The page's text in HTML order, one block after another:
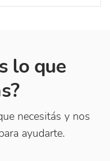
lo que
necesitás y nos
ayudarte.